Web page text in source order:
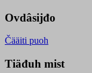
Ovdâsijđo
Čääiti puoh
Tiäđuh mist